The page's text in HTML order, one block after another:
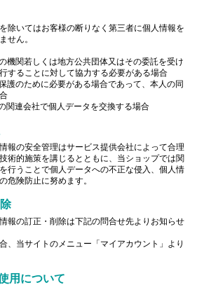
除いてはお客様の断りなく第三者に個人情報を
せん。
機関若しくは地方公共団体又はその委託を受け
することに対して協力する必要がある場合
護のために必要がある場合であって、本人の同
関連会社で個人データを交換する場合
報の安全管理はサービス提供会社によって合理
術的施策を講じるとともに、当ショップでは関
行うことで個人データへの不正な侵入、個人情
危険防止に努めます。
報の訂正・削除は下記の問合せ先よりお知らせ
、当サイトのメニュー「マイアカウント」より
用について